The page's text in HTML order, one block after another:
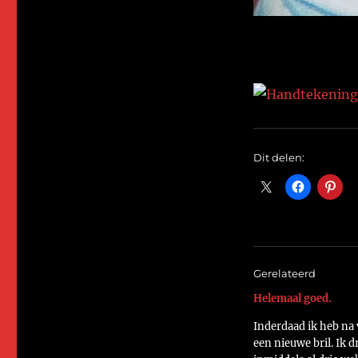
Dit delen:
Gerelateerd
Helemaal goed.
Inderdaad ik heb na
een nieuwe bril. Ik